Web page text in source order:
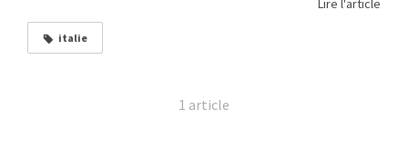
Lire l'article
italie
1 article